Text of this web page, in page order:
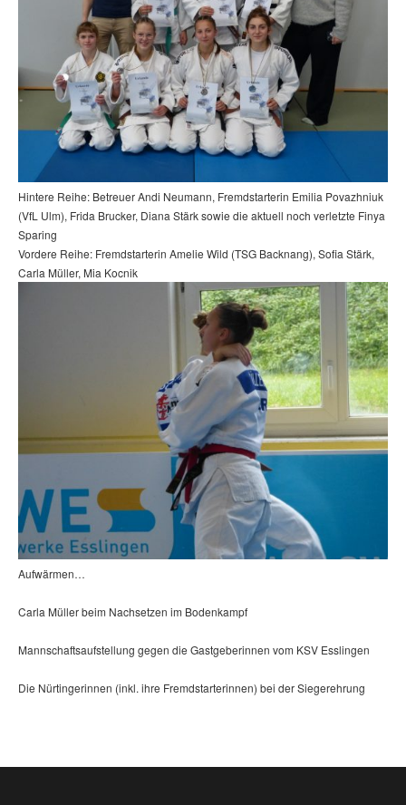
Hintere Reihe: Betreuer Andi Neumann, Fremdstarterin Emilia Povazhniuk
(VfL Ulm), Frida Brucker, Diana Stärk sowie die aktuell noch verletzte Finya
Sparing
Vordere Reihe: Fremdstarterin Amelie Wild (TSG Backnang), Sofia Stärk,
Carla Müller, Mia Kocnik
Aufwärmen…
Carla Müller beim Nachsetzen im Bodenkampf
Mannschaftsaufstellung gegen die Gastgeberinnen vom KSV Esslingen
Die Nürtingerinnen (inkl. ihre Fremdstarterinnen) bei der Siegerehrung